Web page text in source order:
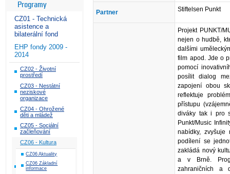
Programy
CZ01 - Technická
asistence a
bilaterální fond
EHP fondy 2009 -
2014
CZ02 - Životní
prostředí
CZ03 - Nestátní
neziskové
organizace
CZ04 - Ohrožené
děti a mládež
CZ05 - Sociální
začleňování
CZ06 - Kultura
CZ06 Aktuality
CZ06 Základní
informace
Partner Stiftelsen Punkt
Projekt PUNKT/
nejen o hudbě,
dalšími
film apod. Jde o
pomocí
posílit dialog
zapojení obou
reflektuje
přístupu
diváky tak i pro
Punkt/Music
nabídky,
podílení se
zakládá nový
a v Brně.
zahraničních a